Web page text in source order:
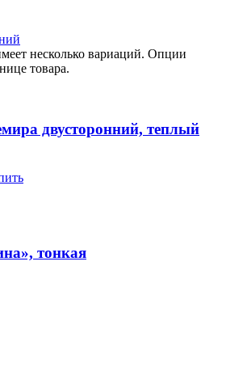
несколько вариаций. Опции
товара.
двусторонний, теплый
тонкая